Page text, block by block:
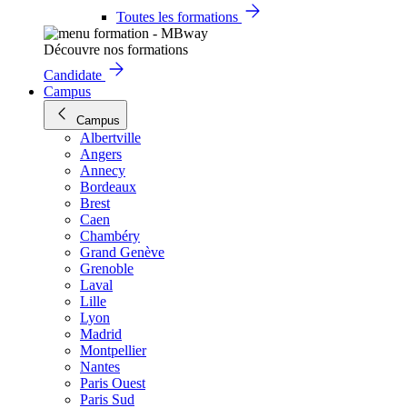
Toutes les formations
Découvre nos formations
Candidate
Campus
Campus
Albertville
Angers
Annecy
Bordeaux
Brest
Caen
Chambéry
Grand Genève
Grenoble
Laval
Lille
Lyon
Madrid
Montpellier
Nantes
Paris Ouest
Paris Sud